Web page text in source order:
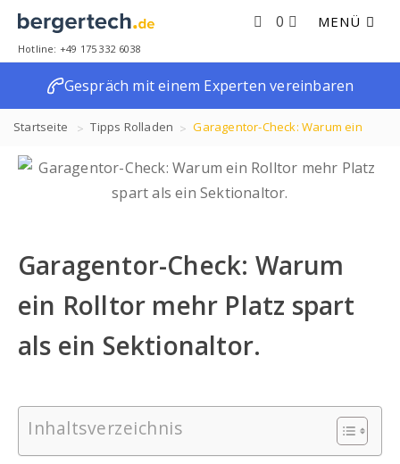
MENÜ
0
Hotline: +49 175 332 6038
Gespräch mit einem Experten vereinbaren
Startseite Tipps Rolladen Garagentor-Check: Warum ein
Rolltor mehr Platz spart als ein Sektionaltor.
Garagentor-Check: Warum
ein Rolltor mehr Platz spart
als ein Sektionaltor.
Inhaltsverzeichnis